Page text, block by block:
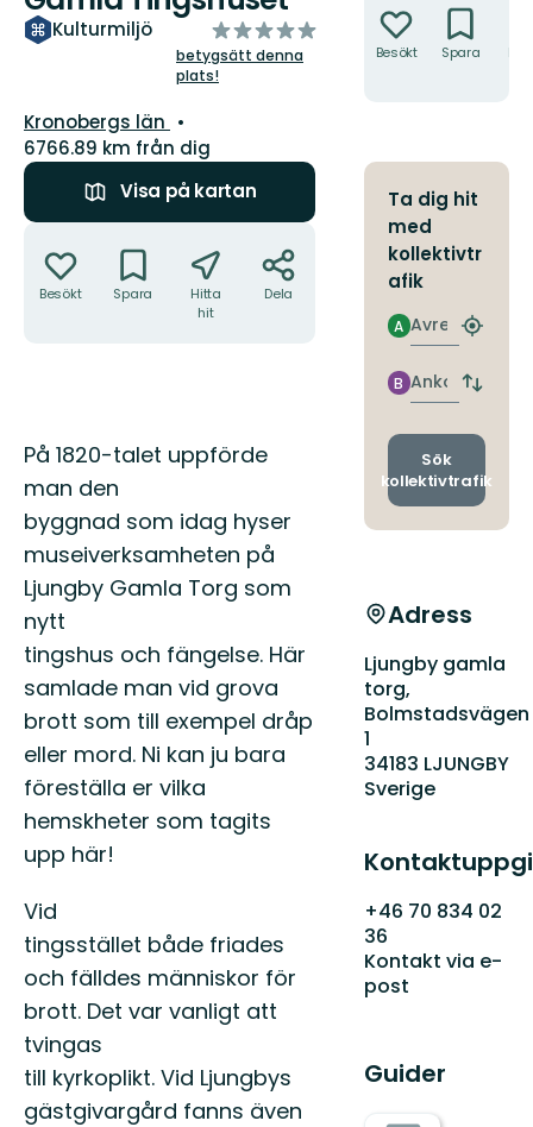
Kulturmiljö
av
5
stjärnor
betygsätt denna
plats!
Län:
Kronobergs län
6766.89 km från dig
Visa på kartan
Besökt Spara
Hitta
hit
Dela
Beskrivning
På 1820-talet uppförde
man den
byggnad som idag hyser
museiverksamheten på
Ljungby Gamla Torg som
nytt
tingshus och fängelse. Här
samlade man vid grova
brott som till exempel dråp
eller mord. Ni kan ju bara
föreställa er vilka
hemskheter som tagits
upp här!
Vid
tingsstället både friades
och fälldes människor för
brott. Det var vanligt att
tvingas
till kyrkoplikt. Vid Ljungbys
gästgivargård fanns även
Besökt Spara
Ta dig hit
med
kollektivtr
afik
Avresa
A
Hitta
Ankomst
B
Byt
och
Sök
kollektivtrafik
Adress
Ljungby gamla
torg,
Bolmstadsvägen
1
34183 LJUNGBY
Sverige
+46 70 834 02
36
Kontakt via e-
post
Guider